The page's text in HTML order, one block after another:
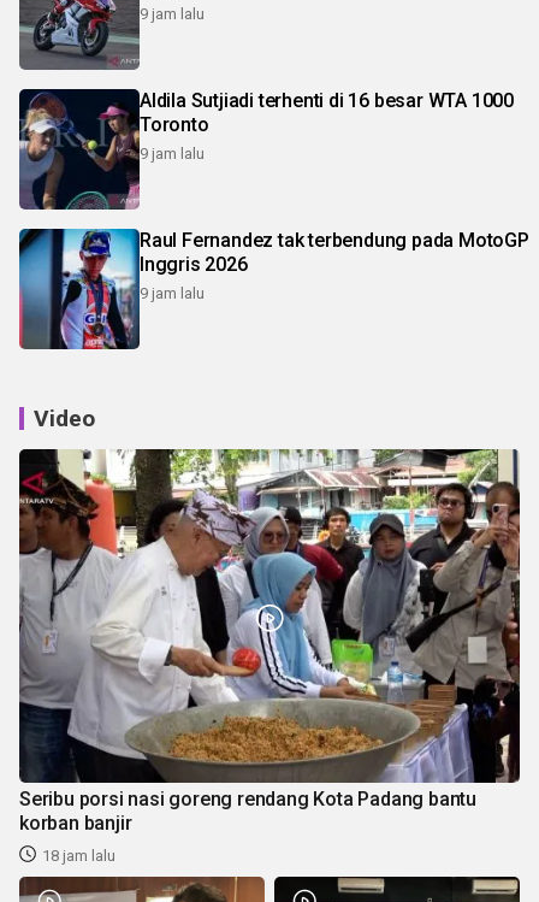
9 jam lalu
Aldila Sutjiadi terhenti di 16 besar WTA 1000
Toronto
9 jam lalu
Raul Fernandez tak terbendung pada MotoGP
Inggris 2026
9 jam lalu
Video
Seribu porsi nasi goreng rendang Kota Padang bantu
korban banjir
18 jam lalu